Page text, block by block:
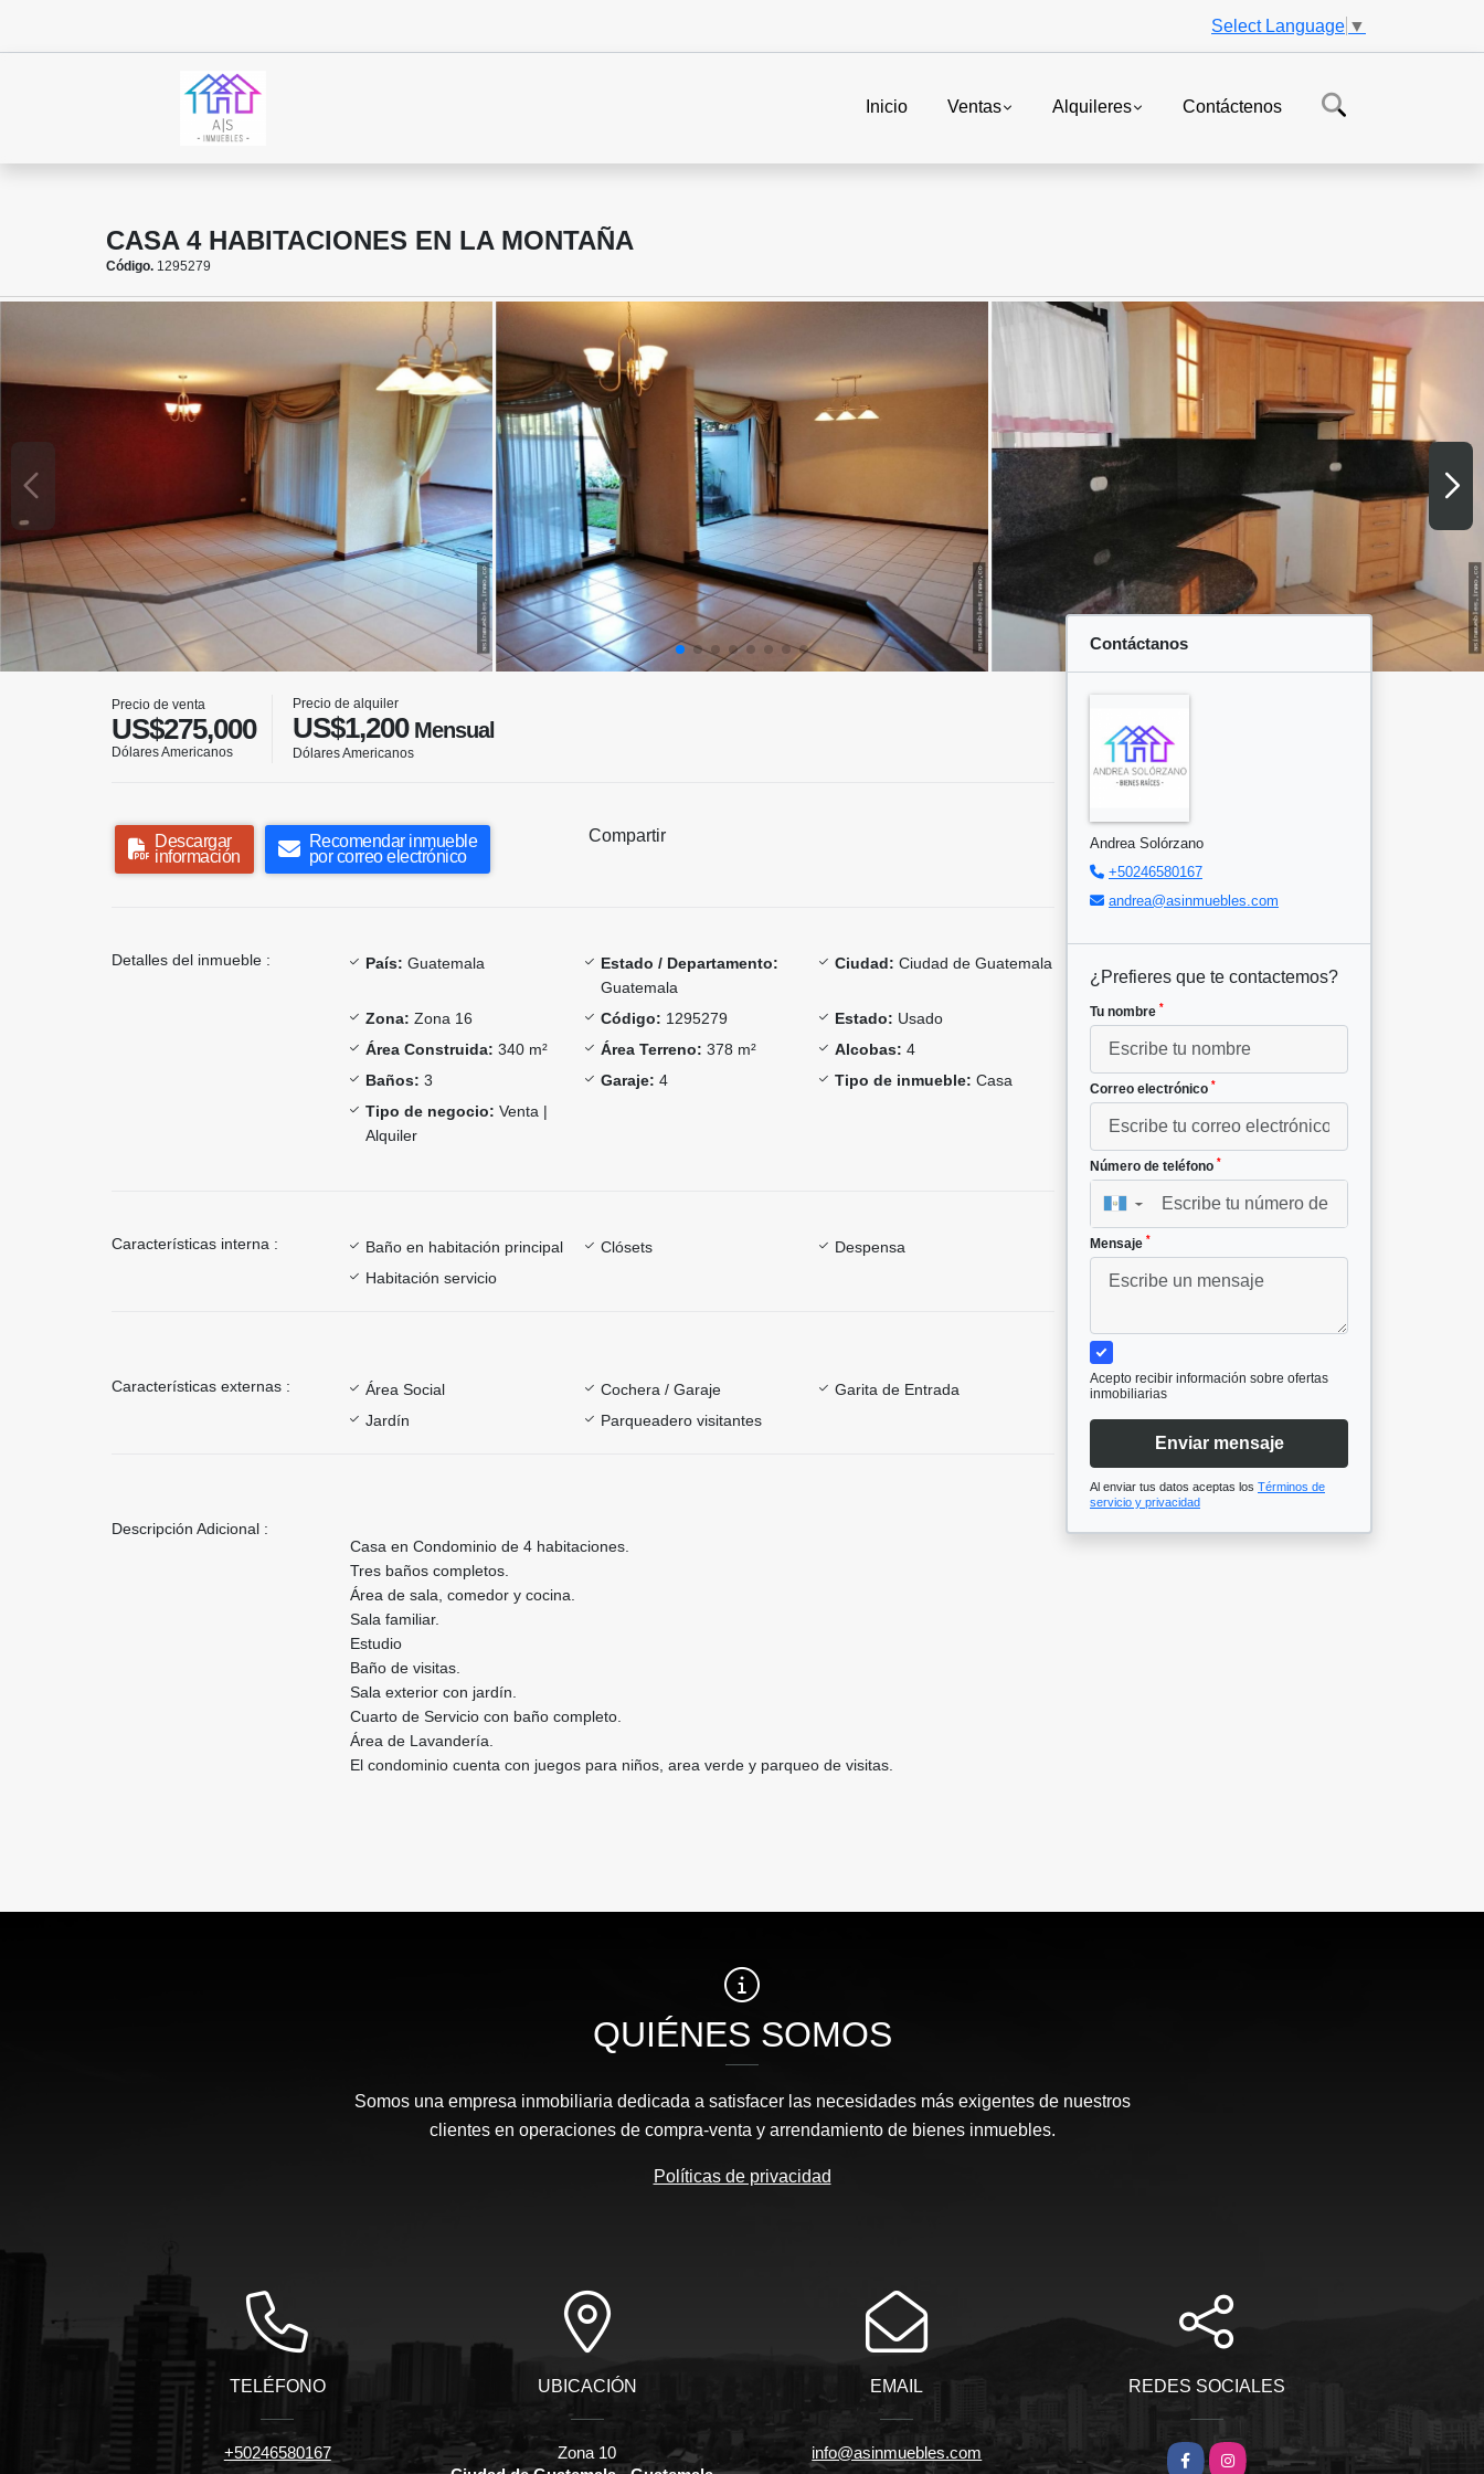
Select Language ▼
Inicio Ventas Alquileres Contáctenos
CASA 4 HABITACIONES EN LA MONTAÑA
Código. 1295279
Precio de venta
US$275,000
Dólares Americanos
Precio de alquiler
US$1,200Mensual
Dólares Americanos
Descargar
información
Recomendar inmueble
por correo electrónico
Compartir
Detalles del inmueble : País: Guatemala
Estado / Departamento:
Guatemala
Ciudad: Ciudad de Guatemala
Zona: Zona 16 Código: 1295279 Estado: Usado
Área Construida: 340 m² Área Terreno: 378 m² Alcobas: 4
Baños: 3 Garaje: 4 Tipo de inmueble: Casa
Tipo de negocio: Venta |
Alquiler
Características interna : Baño en habitación principal Clósets
Despensa
Habitación servicio
Características externas : Área Social Cochera / Garaje
Garita de Entrada
Jardín
Parqueadero visitantes
Descripción Adicional :
Casa en Condominio de 4 habitaciones.
Tres baños completos.
Área de sala, comedor y cocina.
Sala familiar.
Estudio
Baño de visitas.
Sala exterior con jardín.
Cuarto de Servicio con baño completo.
Área de Lavandería.
El condominio cuenta con juegos para niños, area verde y parqueo de visitas.
Contáctanos
Andrea Solórzano
+50246580167
andrea@asinmuebles.com
¿Prefieres que te contactemos?
Tu nombre *
Correo electrónico *
Número de teléfono *
▼
Mensaje *
Acepto recibir información sobre ofertas
inmobiliarias
Enviar mensaje
Al enviar tus datos aceptas los Términos de
servicio y privacidad
QUIÉNES SOMOS
Somos una empresa inmobiliaria dedicada a satisfacer las necesidades más exigentes de nuestros
clientes en operaciones de compra-venta y arrendamiento de bienes inmuebles.
Políticas de privacidad
TELÉFONO
+50246580167
UBICACIÓN
Zona 10
EMAIL
info@asinmuebles.com
REDES SOCIALES
FacebookInstagram